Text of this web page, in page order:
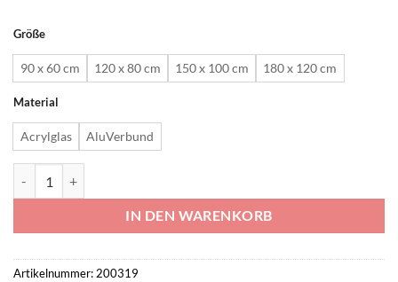
Größe
90 x 60 cm 120 x 80 cm 150 x 100 cm 180 x 120 cm
Material
Acrylglas AluVerbund
IN DEN WARENKORB
Artikelnummer: 200319